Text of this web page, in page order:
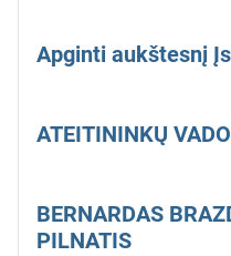
Apginti aukštesnį
ATEITININKŲ
BERNARDAS
PILNATIS